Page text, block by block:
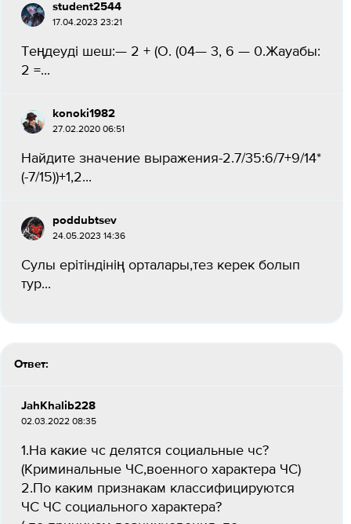
student2544
17.04.2023 23:21
Теңдеуді шеш:— 2 + (О. (04— 3, 6 — 0.Жауабы:
2 =​...
konoki1982
27.02.2020 06:51
Найдите значение выражения-2.7/35:6/7+9/14*
(-7/15))+1,2​...
poddubtsev
24.05.2023 14:36
Сулы ерітіндінің орталары,тез керек болып
тур​...
Ответ:
JahKhalib228
02.03.2022 08:35
1.На какие чс делятся социальные чс?
(Криминальные ЧС,военного характера ЧС)
2.По каким признакам классифицируются
ЧС ЧС социального характера?